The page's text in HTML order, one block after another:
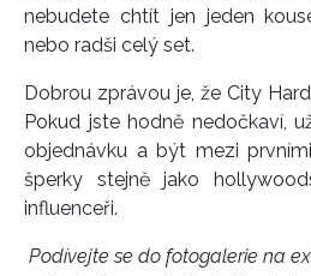
nebudete chtít jen jeden
nebo radši celý set.
Dobrou zprávou je, že City
Pokud jste hodně nedočkaví,
objednávku a být mezi
šperky stejně jako
influenceři.
Podívejte se do fotogalerie na